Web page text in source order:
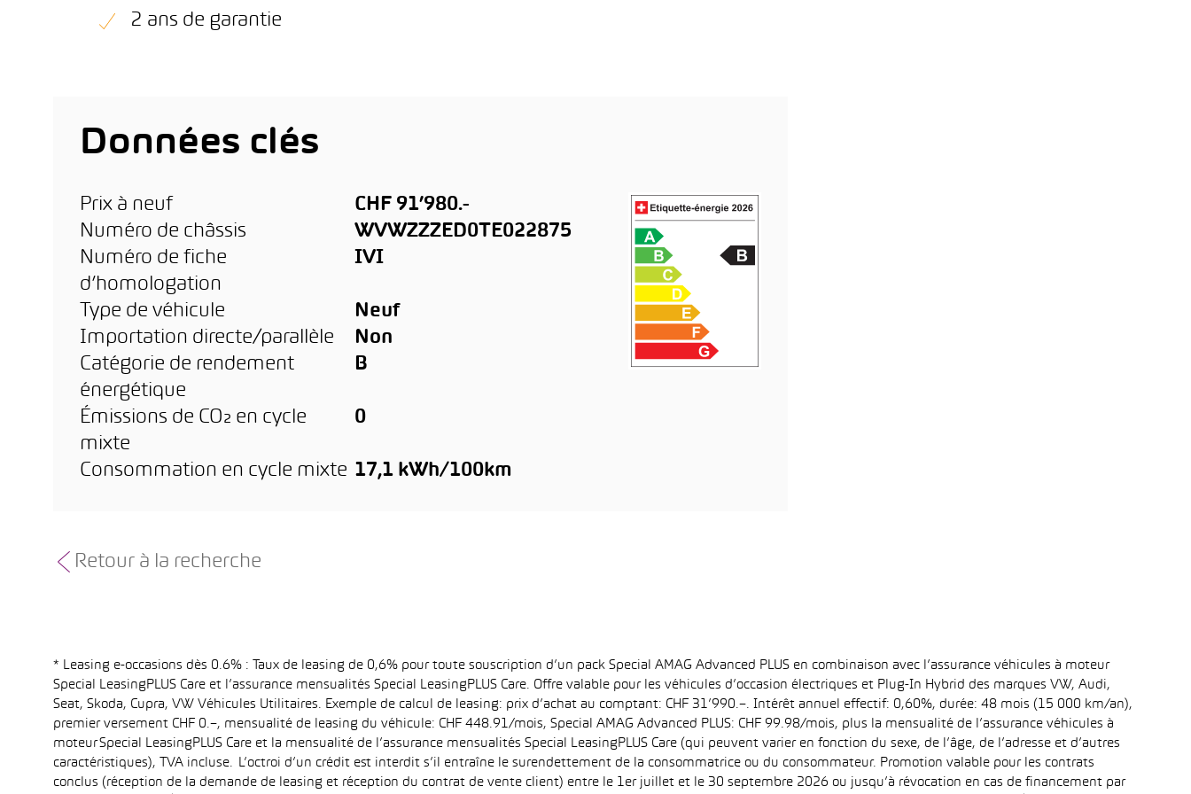
2 ans de garantie
Données clés
Prix à neuf
CHF 91’980.-
Numéro de châssis
WVWZZZED0TE022875
Numéro de fiche
d’homologation
IVI
Type de véhicule
Neuf
Importation directe/parallèle
Non
Catégorie de rendement
énergétique
B
Émissions de CO₂ en cycle
mixte
0
Consommation en cycle mixte 17,1 kWh/100km
Retour à la recherche
* Leasing e-occasions dès 0.6% : Taux de leasing de 0,6% pour toute souscription d’un pack Special AMAG Advanced PLUS en combinaison avec l’assurance véhicules à moteur
Special LeasingPLUS Care et l’assurance mensualités Special LeasingPLUS Care. Offre valable pour les véhicules d’occasion électriques et Plug-In Hybrid des marques VW, Audi,
Seat, Skoda, Cupra, VW Véhicules Utilitaires. Exemple de calcul de leasing: prix d’achat au comptant: CHF 31’990.–. Intérêt annuel effectif: 0,60%, durée: 48 mois (15 000 km/an),
premier versement CHF 0.–, mensualité de leasing du véhicule: CHF 448.91/mois, Special AMAG Advanced PLUS: CHF 99.98/mois, plus la mensualité de l’assurance véhicules à
moteur Special LeasingPLUS Care et la mensualité de l’assurance mensualités Special LeasingPLUS Care (qui peuvent varier en fonction du sexe, de l’âge, de l’adresse et d’autres
caractéristiques), TVA incluse. L’octroi d’un crédit est interdit s’il entraîne le surendettement de la consommatrice ou du consommateur. Promotion valable pour les contrats
conclus (réception de la demande de leasing et réception du contrat de vente client) entre le 1er juillet et le 30 septembre 2026 ou jusqu’à révocation en cas de financement par